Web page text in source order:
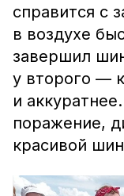
справится с
в воздухе
завершил
у второго —
и
поражение,
красивой